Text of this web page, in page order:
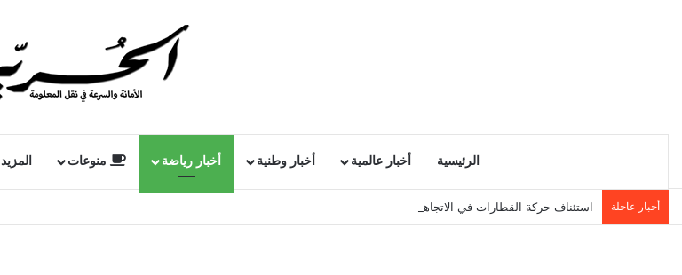
الرئيسية أخبار عالمية أخبار وطنية أخبار رياضة منوعات المزيد
أخبار عاجلة استئناف حركة القطارات في الاتجاهين بأحواز تونس الجنوبية